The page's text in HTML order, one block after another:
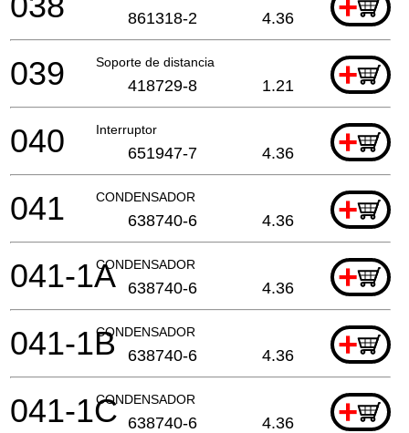
861318-2 4.36
Soporte de distancia +
039 418729-8 1.21
Interruptor +
040 651947-7 4.36
CONDENSADOR +
041 638740-6 4.36
CONDENSADOR +
041-1A 638740-6 4.36
CONDENSADOR +
041-1B 638740-6 4.36
CONDENSADOR +
041-1C 638740-6 4.36